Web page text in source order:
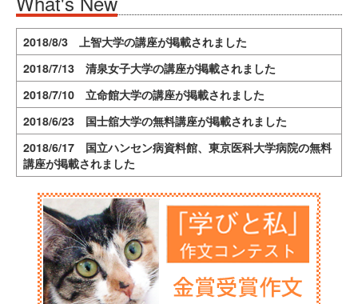
2018/8/3 上智大学の講座が掲載されました
2018/7/13 清泉女子大学の講座が掲載されました
2018/7/10 立命館大学の講座が掲載されました
2018/6/23 国士舘大学の無料講座が掲載されました
2018/6/17 国立ハンセン病資料館、東京医科大学病院の無料
講座が掲載されました